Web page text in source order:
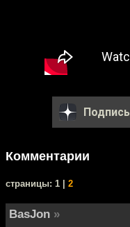
Комментарии
cтраницы: 1 | 2
BasJon »